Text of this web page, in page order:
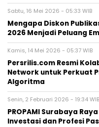
Sabtu, 16 Mei 2026 - 05:33 WIB
Mengapa Diskon
2026 Menjadi Peluang
Kamis, 14 Mei 2026 - 05:37 WIB
Persrilis.com Resmi
Network untuk Perkuat
Algoritma
Senin, 2 Februari 2026 - 19:34 WIB
PROPAMI Surabaya
Investasi dan Profesi